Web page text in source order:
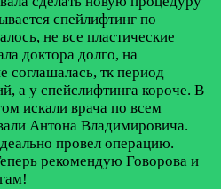
спейлифтинг по
не все пластические
доктора долго, на
соглашалась, тк период
а у спейслифтинга короче. В
искали врача по всем
Антона Владимировича.
провел операцию.
рекомендую Говорова и